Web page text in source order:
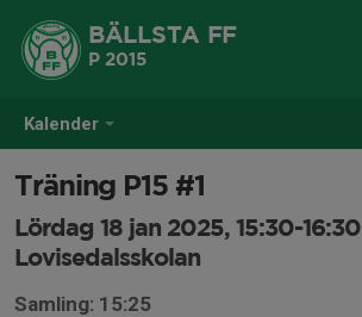
Kalender
BÄLLSTA FF
P 2015
Träning P15 #1
Lördag 18 jan 2025, 15:30-16:30
Lovisedalsskolan
Samling: 15:25